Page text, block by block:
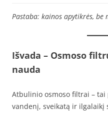
Pastaba: kainos apytikrės,
Išvada – Osmoso
nauda
Atbulinio osmoso filtrai –
vandenį, sveikatą ir ilgalaikį